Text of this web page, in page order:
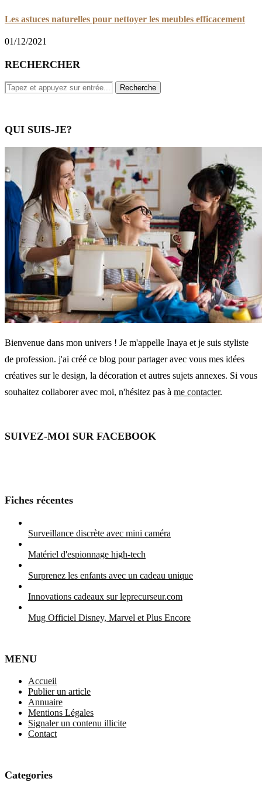
Les astuces naturelles pour nettoyer les meubles efficacement
01/12/2021
RECHERCHER
QUI SUIS-JE?
Bienvenue dans mon univers ! Je m'appelle Inaya et je suis styliste
de profession. j'ai créé ce blog pour partager avec vous mes idées
créatives sur le design, la décoration et autres sujets annexes. Si vous
souhaitez collaborer avec moi, n'hésitez pas à me contacter.
SUIVEZ-MOI SUR FACEBOOK
Fiches récentes
Surveillance discrète avec mini caméra
Matériel d'espionnage high-tech
Surprenez les enfants avec un cadeau unique
Innovations cadeaux sur leprecurseur.com
Mug Officiel Disney, Marvel et Plus Encore
MENU
Accueil
Publier un article
Annuaire
Mentions Légales
Signaler un contenu illicite
Contact
Categories